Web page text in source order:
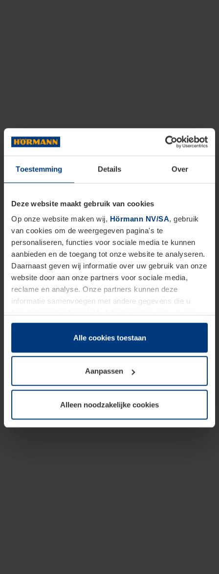
Toestemming Details Over
Deze website maakt gebruik van cookies
Op onze website maken wij, Hörmann NV/SA, gebruik
van cookies om de weergegeven pagina's te
personaliseren, functies voor sociale media te kunnen
aanbieden en de toegang tot onze website te analyseren.
Daarnaast geven wij informatie over uw gebruik van onze
website door aan onze partners voor sociale media,
reclame en analyse. Onze partners kunnen deze
informatie samenvoegen met andere gegevens die u
hun diensten hebben verzameld.
Juridisch hebben wij het recht om cookies op uw
van deze pagina's absoluut vereist is. Voor alle andere
soorten cookies is uw toestemming benodigd. Uw
toestemming kunt u op elk moment bij de uitleg van de
wijzigen of herroepen.
Alle cookies toestaan
Aanpassen
Alleen noodzakelijke cookies